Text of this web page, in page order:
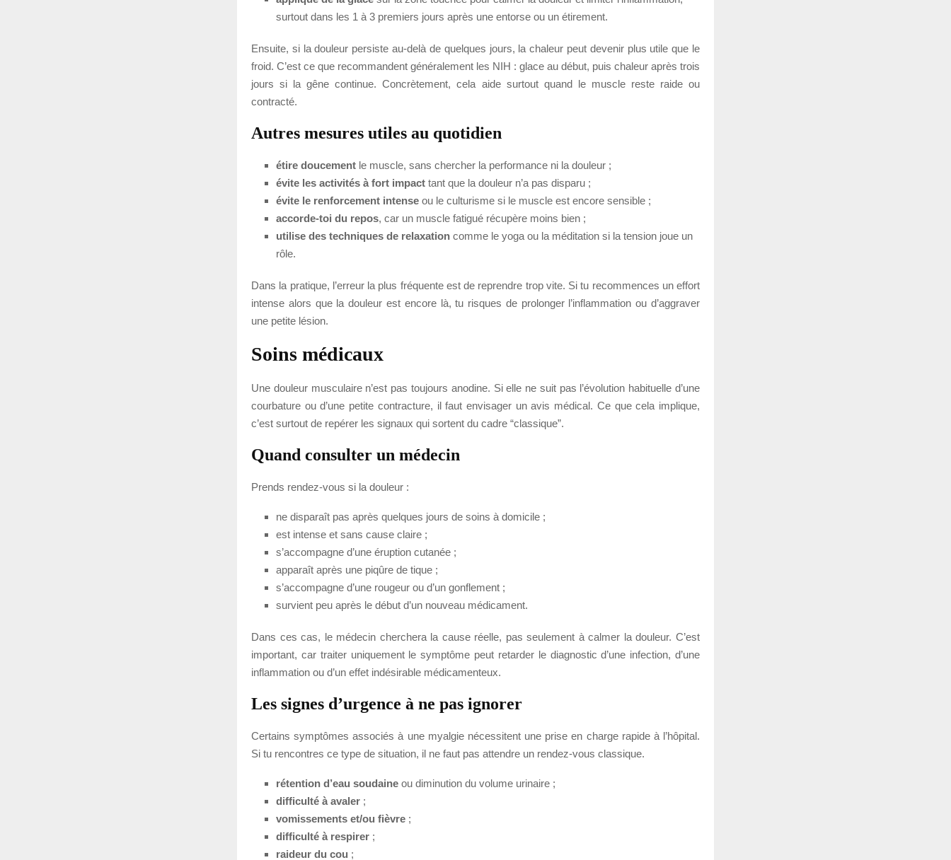
surtout dans les 1 à 3 premiers jours après une entorse ou un étirement.
Ensuite, si la douleur persiste au-delà de quelques jours, la chaleur peut devenir plus utile que le
froid. C’est ce que recommandent généralement les NIH : glace au début, puis chaleur après trois
jours si la gêne continue. Concrètement, cela aide surtout quand le muscle reste raide ou
contracté.
Autres mesures utiles au quotidien
étire doucement le muscle, sans chercher la performance ni la douleur ;
évite les activités à fort impact tant que la douleur n’a pas disparu ;
évite le renforcement intense ou le culturisme si le muscle est encore sensible ;
accorde-toi du repos, car un muscle fatigué récupère moins bien ;
utilise des techniques de relaxation comme le yoga ou la méditation si la tension joue un
rôle.
Dans la pratique, l’erreur la plus fréquente est de reprendre trop vite. Si tu recommences un effort
intense alors que la douleur est encore là, tu risques de prolonger l’inflammation ou d’aggraver
une petite lésion.
Soins médicaux
Une douleur musculaire n’est pas toujours anodine. Si elle ne suit pas l’évolution habituelle d’une
courbature ou d’une petite contracture, il faut envisager un avis médical. Ce que cela implique,
c’est surtout de repérer les signaux qui sortent du cadre “classique”.
Quand consulter un médecin
Prends rendez-vous si la douleur :
ne disparaît pas après quelques jours de soins à domicile ;
est intense et sans cause claire ;
s’accompagne d’une éruption cutanée ;
apparaît après une piqûre de tique ;
s’accompagne d’une rougeur ou d’un gonflement ;
survient peu après le début d’un nouveau médicament.
Dans ces cas, le médecin cherchera la cause réelle, pas seulement à calmer la douleur. C’est
important, car traiter uniquement le symptôme peut retarder le diagnostic d’une infection, d’une
inflammation ou d’un effet indésirable médicamenteux.
Les signes d’urgence à ne pas ignorer
Certains symptômes associés à une myalgie nécessitent une prise en charge rapide à l’hôpital.
Si tu rencontres ce type de situation, il ne faut pas attendre un rendez-vous classique.
rétention d’eau soudaine ou diminution du volume urinaire ;
difficulté à avaler ;
vomissements et/ou fièvre ;
difficulté à respirer ;
raideur du cou ;